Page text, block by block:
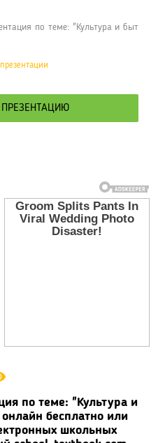
по теме: "Культура и быт
ПРЕЗЕНТАЦИЮ
по теме: "Культура и
бесплатно или
школьных